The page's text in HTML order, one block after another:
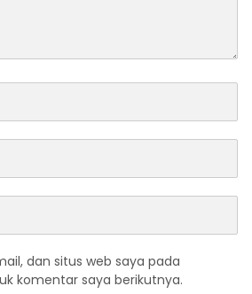
dan situs web saya pada
komentar saya berikutnya.